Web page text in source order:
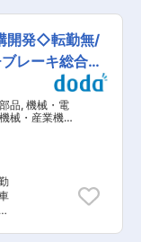
開発◇転勤無/
レーキ総合メ
品, 機械・電
械・産業機